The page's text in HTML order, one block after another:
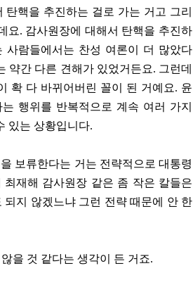
핵을 추진하는 걸로 가는 거고 그리
요. 감사원장에 대해서 탄핵을 추진하
사람들에서는 찬성 여론이 더 많았다
약간 다른 견해가 있었거든요. 그런데
확 다 바뀌어버린 꼴이 된 거예요. 윤
행위를 반복적으로 계속 여러 가지
있는 상황입니다.
보류한다는 거는 전략적으로 대통령
재해 감사원장 같은 좀 작은 칼들은
지 않겠느냐 그런 전략 때문에 안 한
을 것 같다는 생각이 든 거죠.